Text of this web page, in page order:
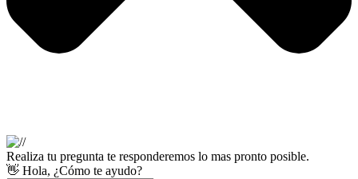
Realiza tu pregunta te responderemos lo mas pronto posible.
👋 Hola, ¿Cómo te ayudo?